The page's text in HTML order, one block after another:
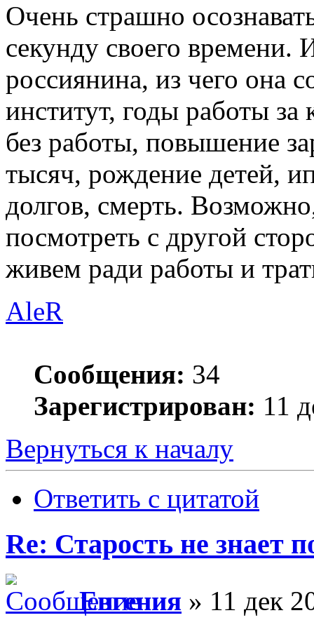
Очень страшно
секунду своего времени.
россиянина, из чего она
институт, годы работы
без работы, повышение
тысяч, рождение детей,
долгов, смерть.
посмотреть с другой
живем ради работы и
AleR
Сообщения: 34
Зарегистрирован: 11
Вернуться к началу
Ответить с цитатой
Re: Старость не знает
Евгения » 11 дек